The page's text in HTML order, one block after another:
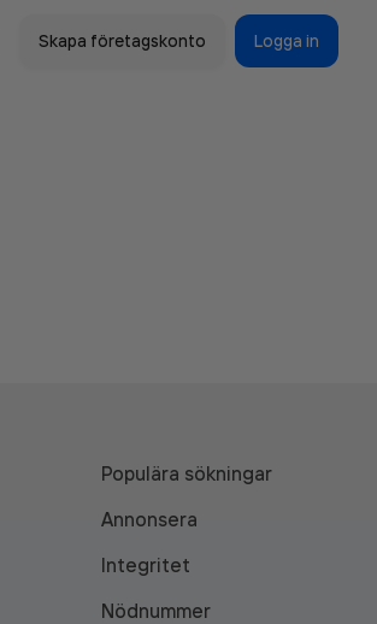
Skapa företagskonto Logga in
Populära sökningar
Annonsera
Integritet
Nödnummer